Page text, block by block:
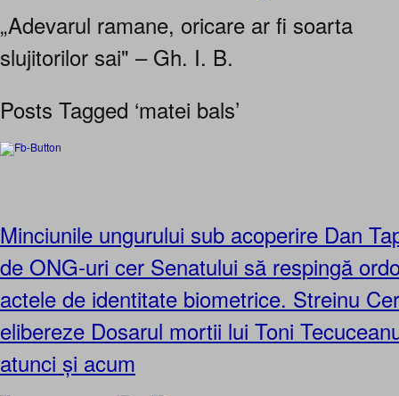
„Adevarul ramane, oricare ar fi soarta
slujitorilor sai" – Gh. I. B.
Posts Tagged ‘matei bals’
Minciunile ungurului sub acoperire Dan
de ONG-uri cer Senatului să respingă
actele de identitate biometrice. Streinu
elibereze Dosarul mortii lui Toni
atunci și acum